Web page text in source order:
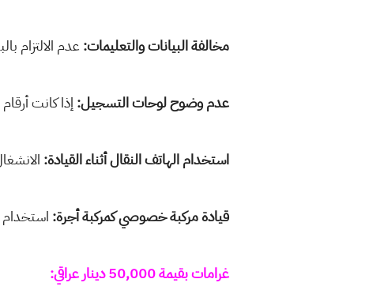
مخالفة البيانات والتعليمات: عدم الالتزام
عدم وضوح لوحات التسجيل: إذا كانت
استخدام الهاتف النقال أثناء القيادة:
قيادة مركبة خصوصي كمركبة أجرة: استخدام
غرامات بقيمة 50,000 دينار عراقي: